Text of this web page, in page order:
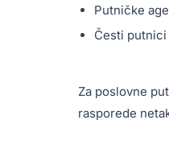
Putničke
Česti putnici
Za poslovne
rasporede